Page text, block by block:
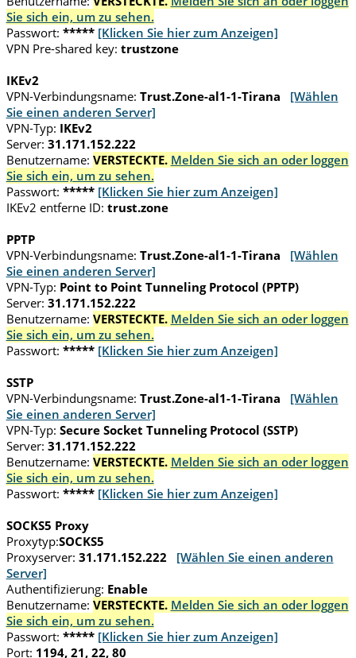
Sie sich ein, um zu sehen.
Passwort: ***** [Klicken Sie hier zum Anzeigen]
VPN Pre-shared key: trustzone
IKEv2
VPN-Verbindungsname: Trust.Zone-al1-1-Tirana
[Wählen
Sie einen anderen Server]
VPN-Typ: IKEv2
Server: 31.171.152.222
Benutzername: VERSTECKTE. Melden Sie sich an oder loggen
Sie sich ein, um zu sehen.
Passwort: ***** [Klicken Sie hier zum Anzeigen]
IKEv2 entferne ID: trust.zone
PPTP
VPN-Verbindungsname: Trust.Zone-al1-1-Tirana
[Wählen
Sie einen anderen Server]
VPN-Typ: Point to Point Tunneling Protocol (PPTP)
Server: 31.171.152.222
Benutzername: VERSTECKTE. Melden Sie sich an oder loggen
Sie sich ein, um zu sehen.
Passwort: ***** [Klicken Sie hier zum Anzeigen]
SSTP
VPN-Verbindungsname: Trust.Zone-al1-1-Tirana
[Wählen
Sie einen anderen Server]
VPN-Typ: Secure Socket Tunneling Protocol (SSTP)
Server: 31.171.152.222
Benutzername: VERSTECKTE. Melden Sie sich an oder loggen
Sie sich ein, um zu sehen.
Passwort: ***** [Klicken Sie hier zum Anzeigen]
SOCKS5 Proxy
Proxytyp:SOCKS5
Proxyserver: 31.171.152.222
[Wählen Sie einen anderen
Server]
Authentifizierung: Enable
Benutzername: VERSTECKTE. Melden Sie sich an oder loggen
Sie sich ein, um zu sehen.
Passwort: ***** [Klicken Sie hier zum Anzeigen]
Port: 1194, 21, 22, 80